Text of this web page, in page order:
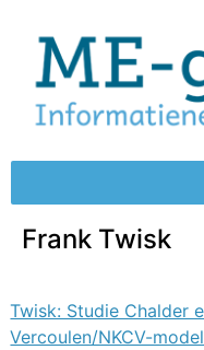
Frank Twisk
Twisk: Studie Chalder
Vercoulen/NKCV-